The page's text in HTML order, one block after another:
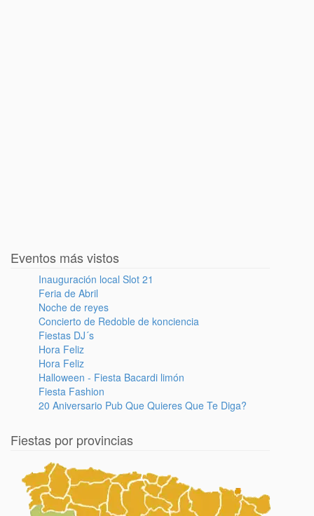
Eventos más vistos
Inauguración local Slot 21
Feria de Abril
Noche de reyes
Concierto de Redoble de konciencia
Fiestas DJ´s
Hora Feliz
Hora Feliz
Halloween - Fiesta Bacardi limón
Fiesta Fashion
20 Aniversario Pub Que Quieres Que Te Diga?
Fiestas por provincias